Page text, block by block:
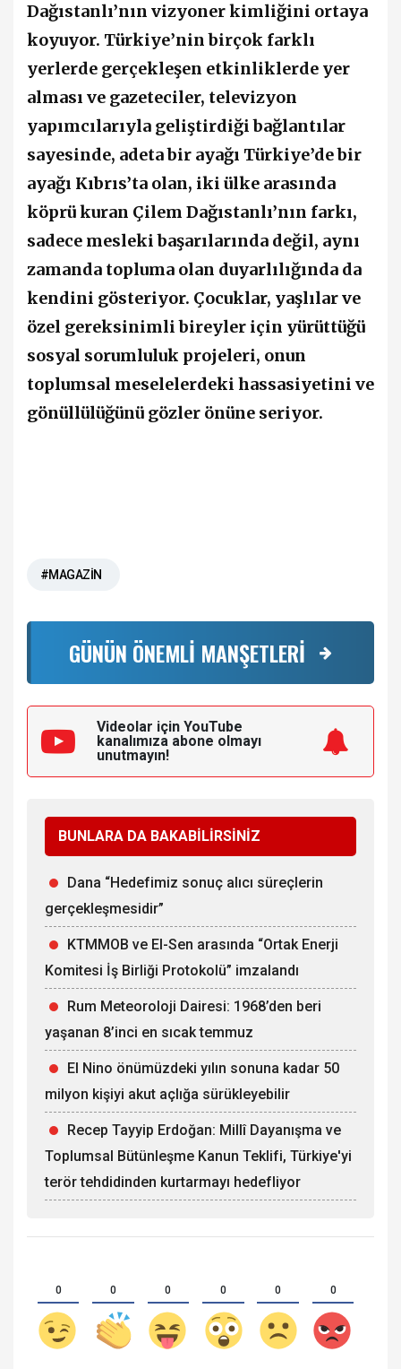
Dağıstanlı’nın vizyoner kimliğini ortaya
koyuyor. Türkiye’nin birçok farklı
yerlerde gerçekleşen etkinliklerde yer
alması ve gazeteciler, televizyon
yapımcılarıyla geliştirdiği bağlantılar
sayesinde, adeta bir ayağı Türkiye’de bir
ayağı Kıbrıs’ta olan, iki ülke arasında
köprü kuran Çilem Dağıstanlı’nın farkı,
sadece mesleki başarılarında değil, aynı
zamanda topluma olan duyarlılığında da
kendini gösteriyor. Çocuklar, yaşlılar ve
özel gereksinimli bireyler için yürüttüğü
sosyal sorumluluk projeleri, onun
toplumsal meselelerdeki hassasiyetini ve
gönüllülüğünü gözler önüne seriyor.
#MAGAZİN
GÜNÜN ÖNEMLİ MANŞETLERİ
Videolar için YouTube
kanalımıza abone olmayı
unutmayın!
BUNLARA DA BAKABİLİRSİNİZ
Dana “Hedefimiz sonuç alıcı süreçlerin
gerçekleşmesidir”
KTMMOB ve El-Sen arasında “Ortak Enerji
Komitesi İş Birliği Protokolü” imzalandı
Rum Meteoroloji Dairesi: 1968’den beri
yaşanan 8’inci en sıcak temmuz
El Nino önümüzdeki yılın sonuna kadar 50
milyon kişiyi akut açlığa sürükleyebilir
Recep Tayyip Erdoğan: Millî Dayanışma ve
Toplumsal Bütünleşme Kanun Teklifi, Türkiye'yi
terör tehdidinden kurtarmayı hedefliyor
0 0 0 0 0 0